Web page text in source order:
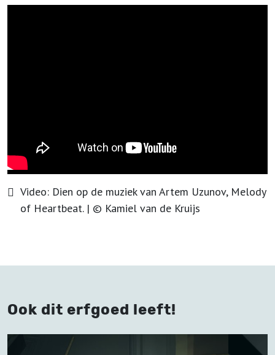
Video: Dien op de muziek van Artem Uzunov, Melody
of Heartbeat. | © Kamiel van de Kruijs
Ook dit erfgoed leeft!